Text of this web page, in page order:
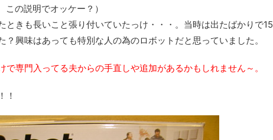
の説明でオッケー？）
ときも長いこと張り付いていたっけ・・・。当時は出たばかりで15
？興味はあっても特別な人の為のロボットだと思っていました。
で専門入ってる夫からの手直しや追加があるかもしれません～。
！